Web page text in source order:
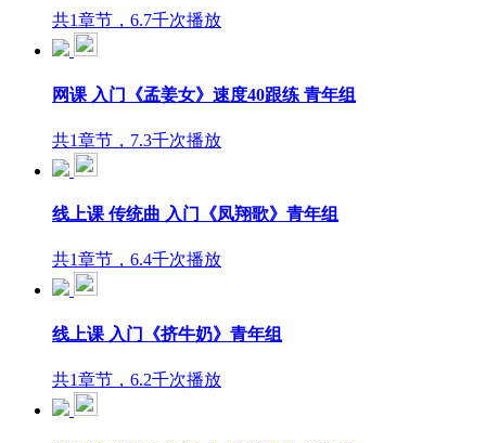
共1章节，6.7千次播放
网课 入门《孟姜女》速度40跟练 青年组
共1章节，7.3千次播放
线上课 传统曲 入门《凤翔歌》青年组
共1章节，6.4千次播放
线上课 入门《挤牛奶》青年组
共1章节，6.2千次播放